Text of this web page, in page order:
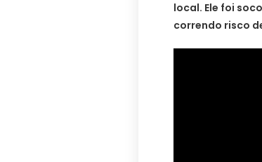
local. Ele foi
correndo risco